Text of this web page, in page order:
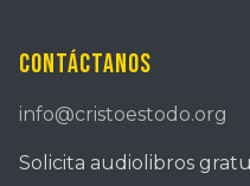
Contáctanos
info@cristoestodo.org
Solicita audiolibros